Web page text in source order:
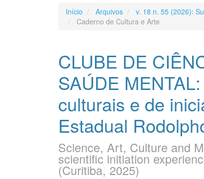
Início Arquivos
v. 18 n. 55 (2026):
Caderno de Cultura e Arte
CLUBE DE
SAÚDE
culturais e de
Estadual
Science, Art, Culture and
scientific initiation
(Curitiba, 2025)